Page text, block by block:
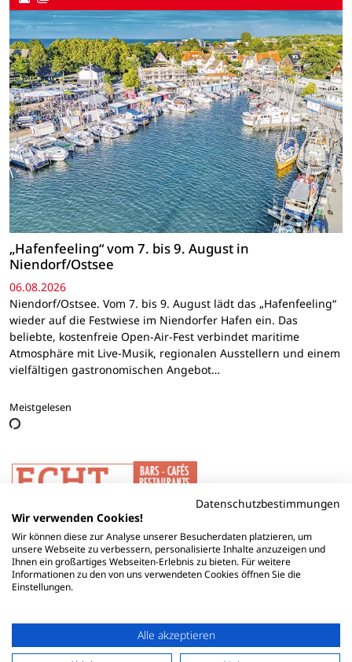
„Hafenfeeling“ vom 7. bis 9. August in
Niendorf/Ostsee
06.08.2026
Niendorf/Ostsee. Vom 7. bis 9. August lädt das „Hafenfeeling“
wieder auf die Festwiese im Niendorfer Hafen ein. Das
beliebte, kostenfreie Open-Air-Fest verbindet maritime
Atmosphäre mit Live-Musik, regionalen Ausstellern und einem
vielfältigen gastronomischen Angebot…
Meistgelesen
Datenschutzbestimmungen
Wir verwenden Cookies!
Wir können diese zur Analyse unserer Besucherdaten platzieren, um
unsere Webseite zu verbessern, personalisierte Inhalte anzuzeigen und
Ihnen ein großartiges Webseiten-Erlebnis zu bieten. Für weitere
Informationen zu den von uns verwendeten Cookies öffnen Sie die
Einstellungen.
Alle akzeptieren